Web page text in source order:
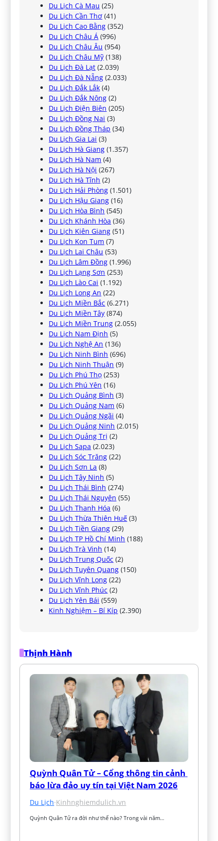
Du Lịch Cà Mau (25)
Du Lịch Cần Thơ (41)
Du Lịch Cao Bằng (352)
Du Lịch Châu Á (996)
Du Lịch Châu Âu (954)
Du Lịch Châu Mỹ (138)
Du Lịch Đà Lạt (2.039)
Du Lịch Đà Nẵng (2.033)
Du Lịch Đắk Lắk (4)
Du Lịch Đắk Nông (2)
Du Lịch Điện Biên (205)
Du Lịch Đồng Nai (3)
Du Lịch Đồng Tháp (34)
Du Lịch Gia Lai (3)
Du Lịch Hà Giang (1.357)
Du Lịch Hà Nam (4)
Du Lịch Hà Nội (267)
Du Lịch Hà Tĩnh (2)
Du Lịch Hải Phòng (1.501)
Du Lịch Hậu Giang (16)
Du Lịch Hòa Bình (545)
Du Lịch Khánh Hòa (36)
Du Lịch Kiên Giang (51)
Du Lịch Kon Tum (7)
Du Lịch Lai Châu (53)
Du Lịch Lâm Đồng (1.996)
Du Lịch Lạng Sơn (253)
Du Lịch Lào Cai (1.192)
Du Lịch Long An (22)
Du Lịch Miền Bắc (6.271)
Du Lịch Miền Tây (874)
Du Lịch Miền Trung (2.055)
Du Lịch Nam Định (5)
Du Lịch Nghệ An (136)
Du Lịch Ninh Bình (696)
Du Lịch Ninh Thuận (9)
Du Lịch Phú Thọ (253)
Du Lịch Phú Yên (16)
Du Lịch Quảng Bình (3)
Du Lịch Quảng Nam (6)
Du Lịch Quảng Ngãi (4)
Du Lịch Quảng Ninh (2.015)
Du Lịch Quảng Trị (2)
Du Lịch Sapa (2.023)
Du Lịch Sóc Trăng (22)
Du Lịch Sơn La (8)
Du Lịch Tây Ninh (5)
Du Lịch Thái Bình (274)
Du Lịch Thái Nguyên (55)
Du Lịch Thanh Hóa (6)
Du Lịch Thừa Thiên Huế (3)
Du Lịch Tiền Giang (29)
Du Lịch TP Hồ Chí Minh (188)
Du Lịch Trà Vinh (14)
Du Lịch Trung Quốc (2)
Du Lịch Tuyên Quang (150)
Du Lịch Vĩnh Long (22)
Du Lịch Vĩnh Phúc (2)
Du Lịch Yên Bái (559)
Kinh Nghiệm – Bí Kíp (2.390)
Thịnh Hành
Quỳnh Quân Tử – Cổng thông tin cảnh
báo lừa đảo uy tín tại Việt Nam 2026
Du Lịch·Kinhnghiemdulich.vn
Quỳnh Quân Tử ra đời như thế nào? Trong vài năm…